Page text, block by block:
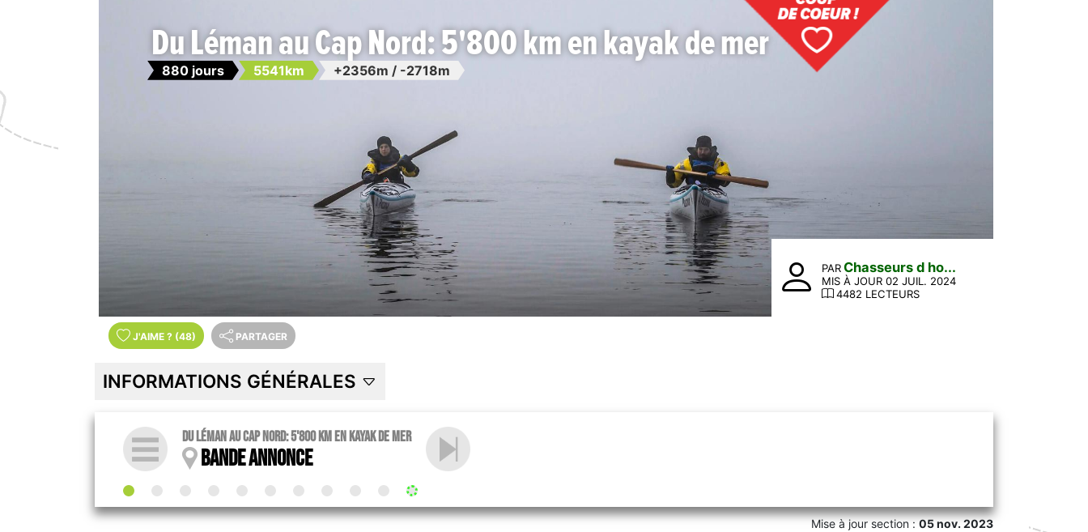
Du Léman au Cap Nord: 5'800 km en kayak de mer
880 jours 5541km +2356m / -2718m
PAR Chasseurs d ho...
MIS À JOUR 02 JUIL. 2024
4482 LECTEURS
J'AIME ? (48) PARTAGER
INFORMATIONS GÉNÉRALES
Du Léman au Cap Nord: 5'800 km en kayak de mer
Bande annonce
Mise à jour section : 05 nov. 2023